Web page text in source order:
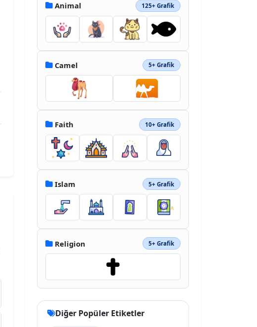
Animal 125+ Grafik
Camel 5+ Grafik
Faith 10+ Grafik
Islam 5+ Grafik
Religion 5+ Grafik
Diğer Popüler Etiketler